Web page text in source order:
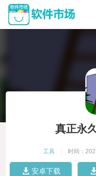
真正永
工具 时间：
安卓下载